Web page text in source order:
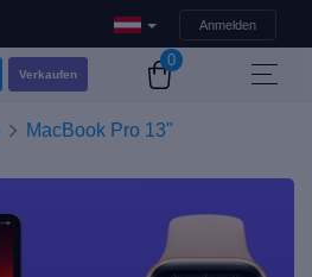
Anmelden
Verkaufen
0
MacBook Pro 13"